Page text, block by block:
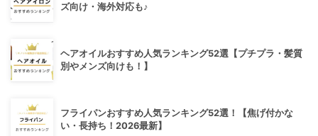
ズ向け・海外対応も♪
ヘアオイルおすすめ人気ランキング52選【プチプラ・髪質
別やメンズ向けも！】
フライパンおすすめ人気ランキング52選！【焦げ付かな
い・長持ち！2026最新】